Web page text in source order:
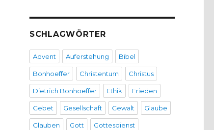
SCHLAGWÖRTER
Advent Auferstehung Bibel
Bonhoeffer Christentum Christus
Dietrich Bonhoeffer Ethik Frieden
Gebet Gesellschaft Gewalt Glaube
Glauben Gott Gottesdienst